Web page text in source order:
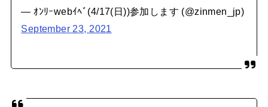
— ｵﾝﾘｰwebｲﾍﾞ(4/17(日))参加します (@zinmen_jp)
September 23, 2021